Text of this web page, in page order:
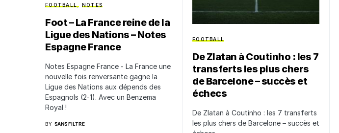
FOOTBALL NOTES
Foot – La France reine de la
Ligue des Nations – Notes
Espagne France
Notes Espagne France - La France une
nouvelle fois renversante gagne la
Ligue des Nations aux dépends des
Espagnols (2-1). Avec un Benzema
Royal !
BY SANS FILTRE
FOOTBALL
De Zlatan à Coutinho : les 7
transferts les plus chers
de Barcelone – succès et
échecs
De Zlatan à Coutinho : les 7 transferts
les plus chers de Barcelone – succès et